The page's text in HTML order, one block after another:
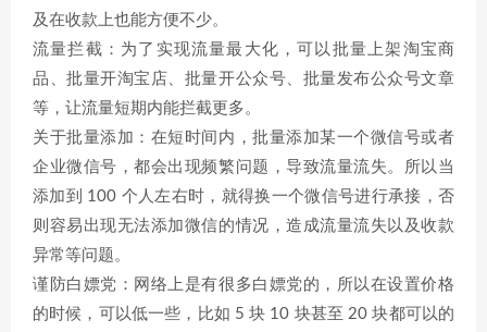
及在收款上也能方便不少。
流量拦截：为了实现流量最大化，可以批量上架淘宝商
品、批量开淘宝店、批量开公众号、批量发布公众号文章
等，让流量短期内能拦截更多。
关于批量添加：在短时间内，批量添加某一个微信号或者
企业微信号，都会出现频繁问题，导致流量流失。所以当
添加到 100 个人左右时，就得换一个微信号进行承接，否
则容易出现无法添加微信的情况，造成流量流失以及收款
异常等问题。
谨防白嫖党：网络上是有很多白嫖党的，所以在设置价格
的时候，可以低一些，比如 5 块 10 块甚至 20 块都可以的